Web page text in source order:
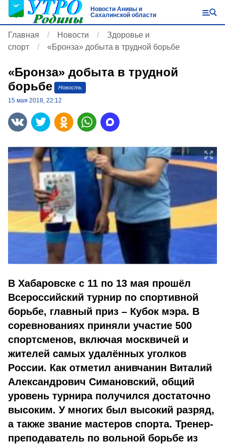
Новости Анивы и
Сахалинской области
Главная Новости
Здоровье и
спорт
«Бронза» добыта в трудной борьбе
«Бронза» добыта в трудной
борьбе
Новость
15 мая 2018, 22:12
В Хабаровске с 11 по 13 мая прошёл
Всероссийский турнир по спортивной
борьбе, главный приз – Кубок мэра. В
соревнованиях приняли участие 500
спортсменов, включая москвичей и
жителей самых удалённых уголков
России. Как отметил анивчанин Виталий
Александрович Симановский, общий
уровень турнира получился достаточно
высоким. У многих был высокий разряд,
а также звание мастеров спорта. Тренер-
преподаватель по вольной борьбе из